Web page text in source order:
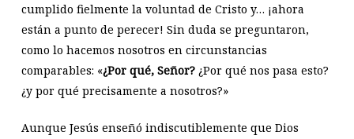
cumplido fielmente la voluntad de Cristo y… ¡ahora
están a punto de perecer! Sin duda se preguntaron,
como lo hacemos nosotros en circunstancias
comparables: «¿Por qué, Señor?¿Por qué nos pasa esto?
¿y por qué precisamente a nosotros?»
Aunque Jesús enseñó indiscutiblemente que Dios